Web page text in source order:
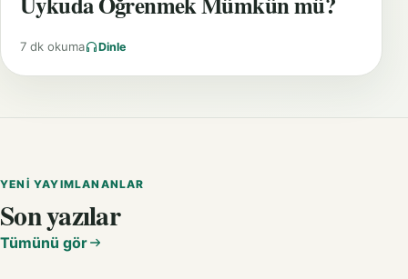
7 dk okuma Dinle
YENI YAYIMLANANLAR
Son yazılar
Tümünü gör